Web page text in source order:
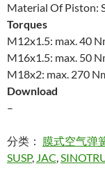
Material Of Piston:
Torques
M12x1.5: max. 40
M16x1.5: max. 50
M18x2: max. 270
Download
–
分类： 膜式空气弹
SUSP, JAC,